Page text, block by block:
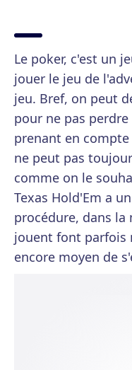
Le poker, c'est un
jouer le jeu de
jeu. Bref, on peut
pour ne pas
prenant en
ne peut pas
comme on le
Texas Hold'Em a
procédure, dans la
jouent font parfois
encore moyen de